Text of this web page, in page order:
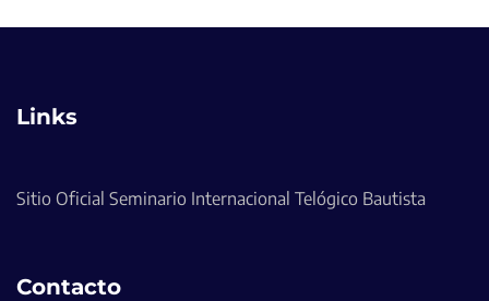
Links
Sitio Oficial Seminario Internacional Telógico Bautista
Contacto